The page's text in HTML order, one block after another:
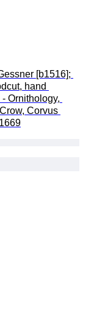
[b1516];
hand
Ornithology,
Corvus